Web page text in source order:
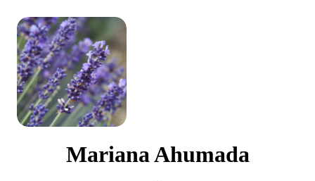
Mariana Ahumada